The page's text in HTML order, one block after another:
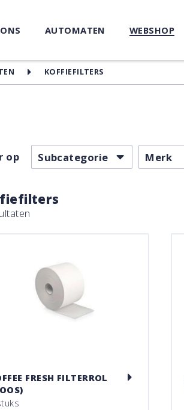
AUTOMATEN WEBSHOP
KOFFIEFILTERS
op Subcategorie Merk
FRESH FILTERROL